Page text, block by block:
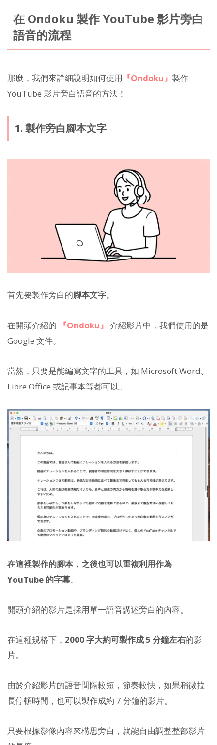
在 Ondoku 製作 YouTube 影片旁白
語音的流程
那麼，我們來詳細說明如何使用 『Ondoku』 製作
YouTube 影片旁白語音的方法！
1. 製作旁白腳本文字
首先要製作旁白的腳本文字。
在開頭介紹的 『Ondoku』 介紹影片中，我們使用的是
Google 文件。
當然，只要是能編寫文字的工具，如 Microsoft Word、
Libre Office 或記事本等都可以。
在這裡製作的腳本，之後也可以重複利用作為
YouTube 的字幕。
開頭介紹的影片是採用單一語音講述旁白的內容。
在這種規格下， 2000 字大約可製作成 5 分鐘左右的影
片。
由於介紹影片的語音間隔較短，節奏較快，如果稍微拉
長停頓時間，也可以製作成約 7 分鐘的影片。
只要根據影像內容來構思旁白，就能自由調整整部影片